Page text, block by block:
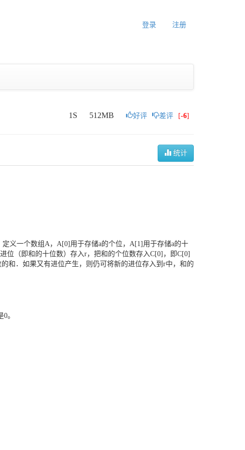
登录 注册
1S 512MB 好评 差评 [-6]
统计
一个数组A，A[0]用于存储a的个位，A[1]用于存储a的十
（即和的十位数）存入r，把和的个位数存入C[0]，即C[0]
和．如果又有进位产生，则仍可将新的进位存入到r中，和的
。